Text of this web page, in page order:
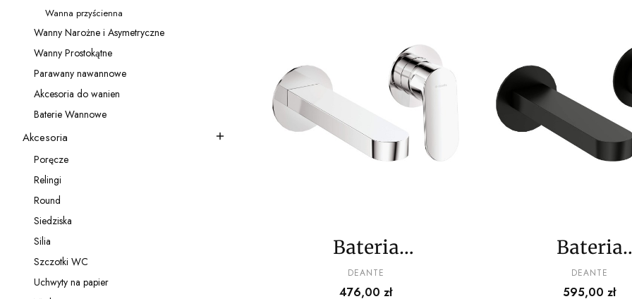
Kategoria - Wanna przyścienna
Wanna przyścienna
Kategoria - Wanny Narożne i Asymetryczne
Wanny Narożne i Asymetryczne
Kategoria - Wanny Prostokątne
Wanny Prostokątne
Kategoria - Parawany nawannowe
Parawany nawannowe
Kategoria - Akcesoria do wanien
Akcesoria do wanien
Kategoria - Baterie Wannowe
Baterie Wannowe
Kategoria - Akcesoria
Akcesoria
Kategoria - Poręcze
Poręcze
Kategoria - Relingi
Relingi
Kategoria - Round
Round
Kategoria - Siedziska
Siedziska
Kategoria - Silia
Silia
Kategoria - Szczotki WC
Szczotki WC
Kategoria - Uchwyty na papier
Uchwyty na papier
Bateria
umywalkowa
PRODUCENT
DEANTE
Cena
476,00 zł
Bateria
PRODUCENT
DEANTE
Cena
595,00 zł